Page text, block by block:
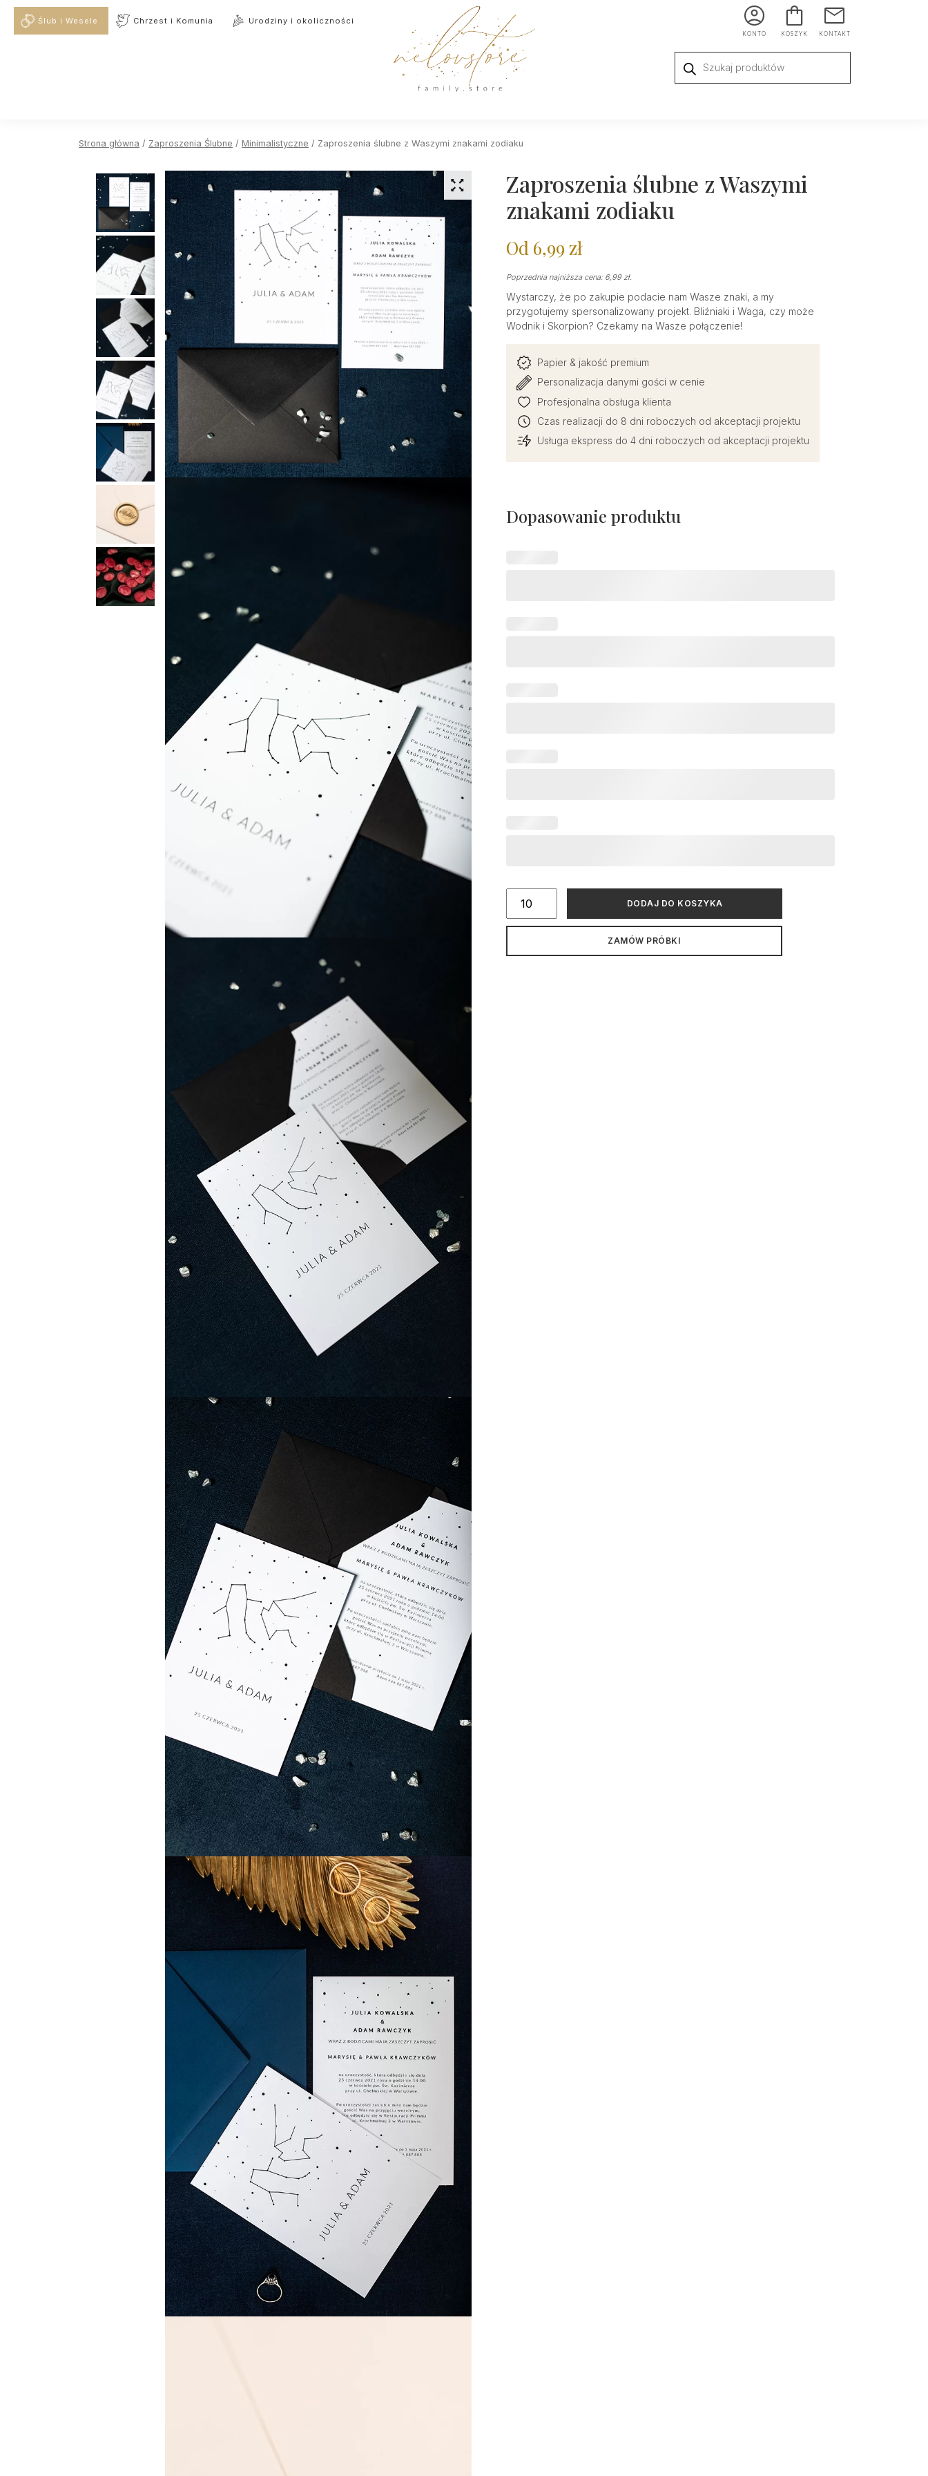
KONTO KOSZYK KONTAKT
produktów
Ślub i Wesele Chrzest i Komunia Urodziny i okoliczności
Strona główna / Zaproszenia Ślubne / Minimalistyczne / Zaproszenia ślubne z Waszymi znakami zodiaku
Zaproszenia ślubne z Waszymi
znakami zodiaku
Od 6,99 zł
Poprzednia najniższa cena: 6,99 zł.
Wystarczy, że po zakupie podacie nam Wasze znaki, a my
przygotujemy spersonalizowany projekt. Bliźniaki i Waga, czy może
Wodnik i Skorpion? Czekamy na Wasze połączenie!
Papier & jakość premium
Personalizacja danymi gości w cenie
Profesjonalna obsługa klienta
Czas realizacji do 8 dni roboczych od akceptacji projektu
Usługa ekspress do 4 dni roboczych od akceptacji projektu
Dopasowanie produktu
ilość
ślubne
DODAJ DO KOSZYKA
ZAMÓW PRÓBKI